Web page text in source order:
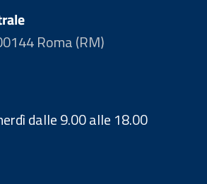
Roma (RM)
dalle 9.00 alle 18.00